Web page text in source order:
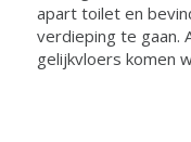
apart toilet en
verdieping te gaan.
gelijkvloers komen